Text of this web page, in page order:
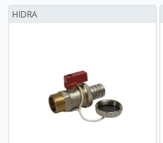
HIDRA